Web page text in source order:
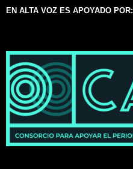
EN ALTA VOZ ES APOYADO POR: